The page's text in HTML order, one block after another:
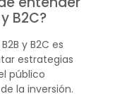
B2C?
y B2C es
estrategias
público
la inversión.